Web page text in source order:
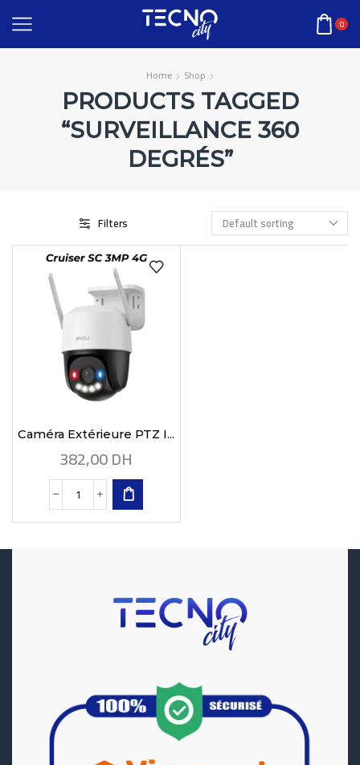
0
Home Shop
PRODUCTS TAGGED
“SURVEILLANCE 360
DEGRÉS”
Filters
Caméra Extérieure PTZ I...
382,00DH